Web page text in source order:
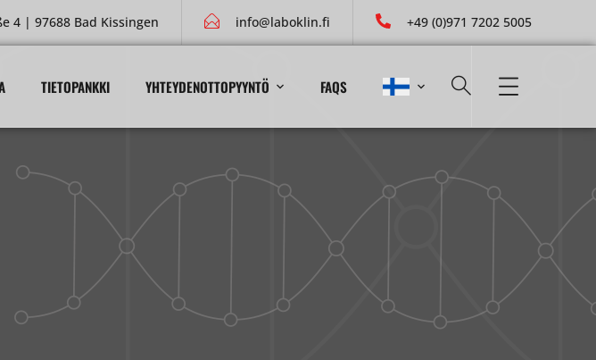
4 | 97688 Bad Kissingen info@laboklin.fi +49 (0)971 7202 5005
TIETOPANKKI YHTEYDENOTTOPYYNTÖ FAQS